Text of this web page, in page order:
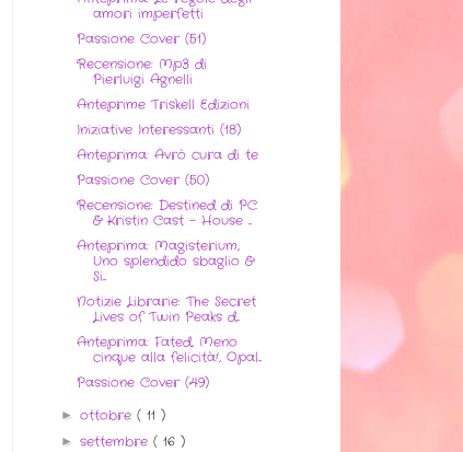
amori imperfetti
Passione Cover (51)
Recensione: Mp3 di
Pierluigi Agnelli
Anteprime Triskell Edizioni
Iniziative Interessanti (18)
Anteprima: Avrò cura di te
Passione Cover (50)
Recensione: Destined di PC
& Kristin Cast - House ...
Anteprima: Magisterium,
Uno splendido sbaglio &
Si...
Notizie Librarie: The Secret
Lives of Twin Peaks d...
Anteprima: Fated, Meno
cinque alla felicità!, Opal...
Passione Cover (49)
► ottobre ( 11 )
► settembre ( 16 )